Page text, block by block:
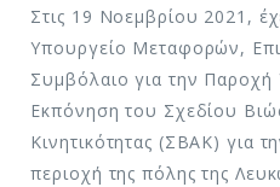
Στις 19 Νοεμβρίου 2021,
Υπουργείο Μεταφορών,
Συμβόλαιο για την Παροχή
Εκπόνηση του Σχεδίου
Κινητικότητας (ΣΒΑΚ) για
περιοχή της πόλης της